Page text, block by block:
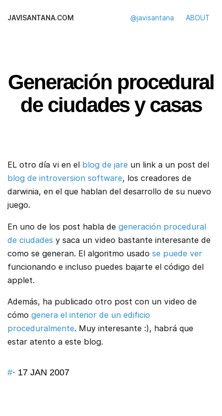
JAVISANTANA.COM @javisantana ABOUT
Generación procedural
de ciudades y casas
EL otro día vi en el blog de jare un link a un post del
blog de introversion software, los creadores de
darwinia, en el que hablan del desarrollo de su nuevo
juego.
En uno de los post habla de generación procedural
de ciudades y saca un video bastante interesante de
como se generan. El algoritmo usado se puede ver
funcionando e incluso puedes bajarte el código del
applet.
Además, ha publicado otro post con un video de
cómo genera el interior de un edificio
proceduralmente. Muy interesante :), habrá que
estar atento a este blog.
#· 17 JAN 2007